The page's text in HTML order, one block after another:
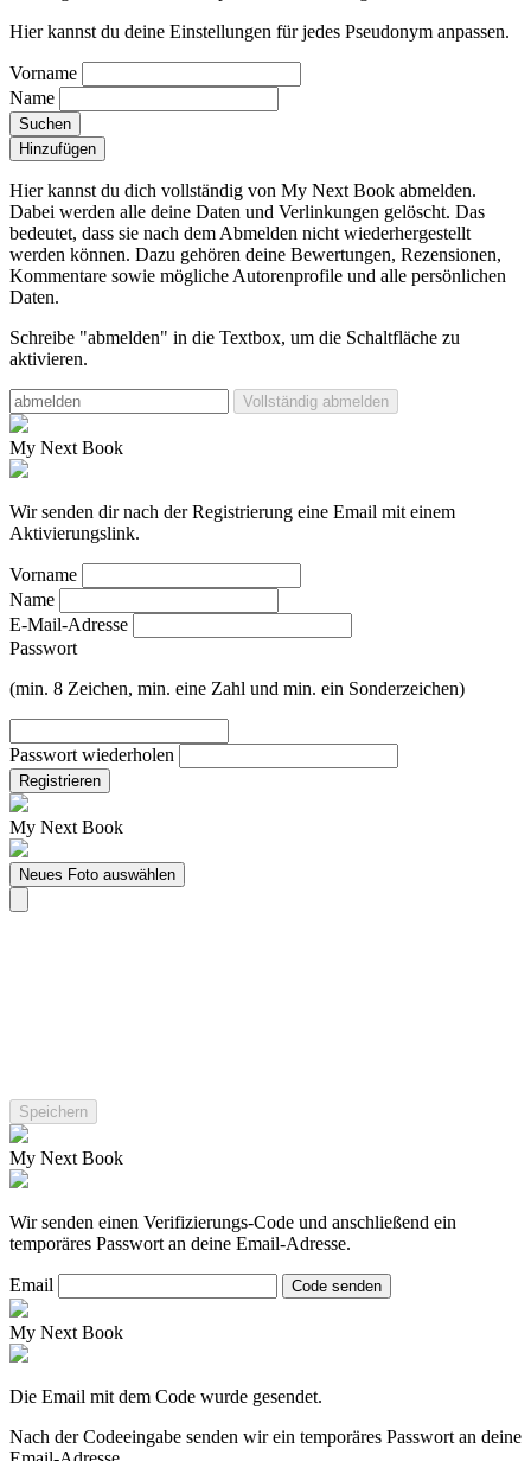
Hier kannst du deine Einstellungen für jedes Pseudonym anpassen.
Vorname
Name
Suchen
Hinzufügen
Hier kannst du dich vollständig von My Next Book abmelden.
Dabei werden alle deine Daten und Verlinkungen gelöscht. Das
bedeutet, dass sie nach dem Abmelden nicht wiederhergestellt
werden können. Dazu gehören deine Bewertungen, Rezensionen,
Kommentare sowie mögliche Autorenprofile und alle persönlichen
Daten.
Schreibe "abmelden" in die Textbox, um die Schaltfläche zu
aktivieren.
Vollständig abmelden
My Next Book
Wir senden dir nach der Registrierung eine Email mit einem
Aktivierungslink.
Vorname
Name
E-Mail-Adresse
Passwort
(min. 8 Zeichen, min. eine Zahl und min. ein Sonderzeichen)
Passwort wiederholen
Registrieren
My Next Book
Neues Foto auswählen
My Next Book
Wir senden einen Verifizierungs-Code und anschließend ein
temporäres Passwort an deine Email-Adresse.
Email Code senden
My Next Book
Die Email mit dem Code wurde gesendet.
Nach der Codeeingabe senden wir ein temporäres Passwort an deine